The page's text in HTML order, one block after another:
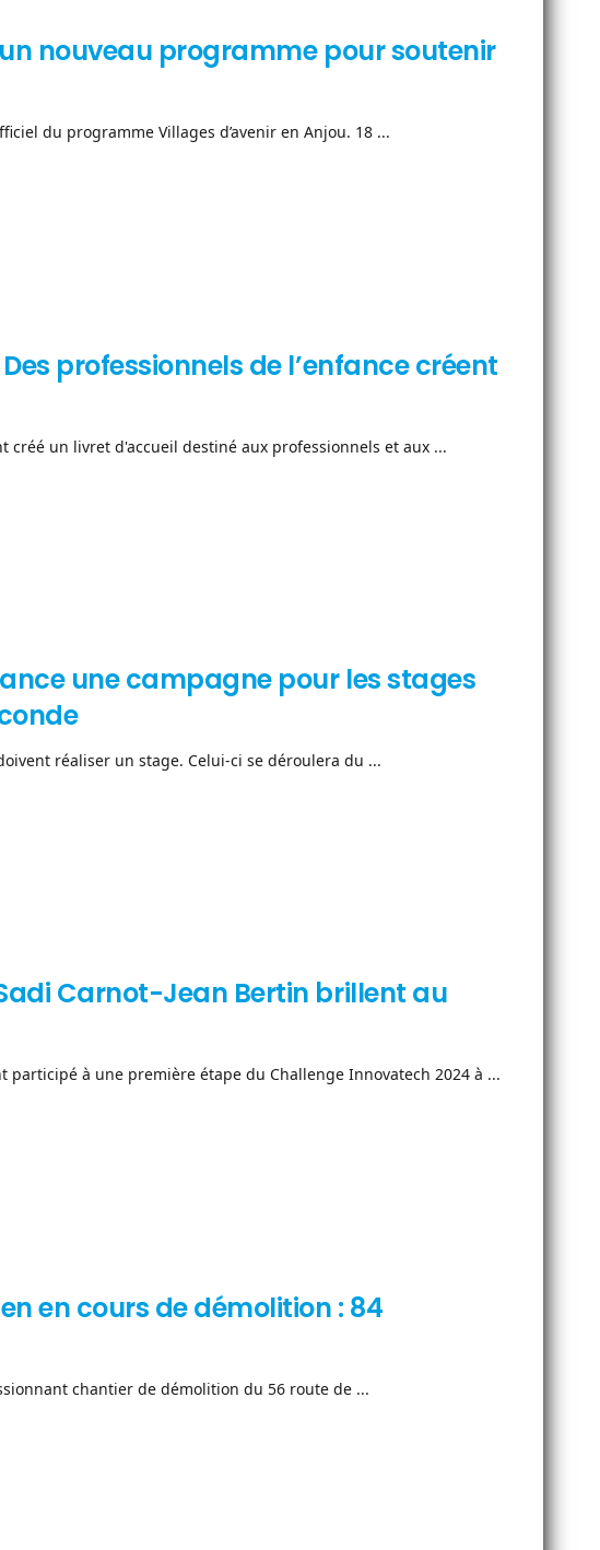
nouveau programme pour soutenir
du programme Villages d’avenir en Anjou. 18 ...
professionnels de l’enfance créent
créé un livret d'accueil destiné aux professionnels et aux ...
une campagne pour les stages
réaliser un stage. Celui-ci se déroulera du ...
Carnot-Jean Bertin brillent au
participé à une première étape du Challenge Innovatech 2024 à ...
en cours de démolition : 84
chantier de démolition du 56 route de ...